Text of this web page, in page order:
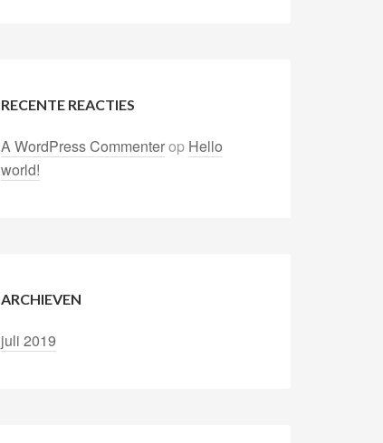
RECENTE REACTIES
A WordPress Commenterop Hello
world!
ARCHIEVEN
juli 2019